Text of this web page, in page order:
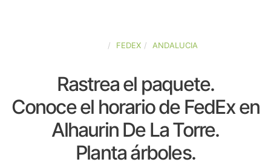
FEDEX ANDALUCIA
Rastrea el paquete.
Conoce el horario de FedEx en
Alhaurin De La Torre.
Planta árboles.